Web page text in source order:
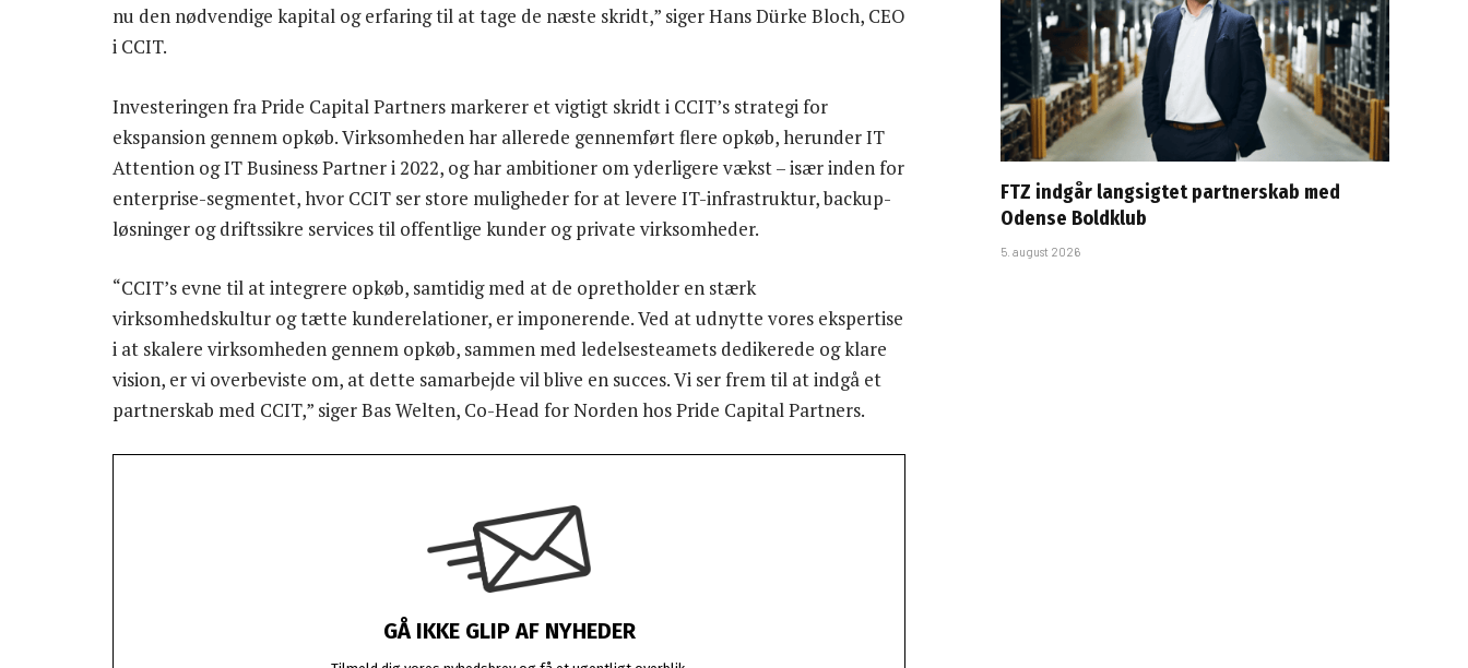
nu den nødvendige kapital og erfaring til at tage de næste skridt,” siger Hans Dürke Bloch, CEO
i CCIT.
Investeringen fra Pride Capital Partners markerer et vigtigt skridt i CCIT’s strategi for
ekspansion gennem opkøb. Virksomheden har allerede gennemført flere opkøb, herunder IT
Attention og IT Business Partner i 2022, og har ambitioner om yderligere vækst – især inden for
enterprise-segmentet, hvor CCIT ser store muligheder for at levere IT-infrastruktur, backup-
løsninger og driftssikre services til offentlige kunder og private virksomheder.
“CCIT’s evne til at integrere opkøb, samtidig med at de opretholder en stærk
virksomhedskultur og tætte kunderelationer, er imponerende. Ved at udnytte vores ekspertise
i at skalere virksomheden gennem opkøb, sammen med ledelsesteamets dedikerede og klare
vision, er vi overbeviste om, at dette samarbejde vil blive en succes. Vi ser frem til at indgå et
partnerskab med CCIT,” siger Bas Welten, Co-Head for Norden hos Pride Capital Partners.
GÅ IKKE GLIP AF NYHEDER
FTZ indgår langsigtet partnerskab med
Odense Boldklub
5. august 2026